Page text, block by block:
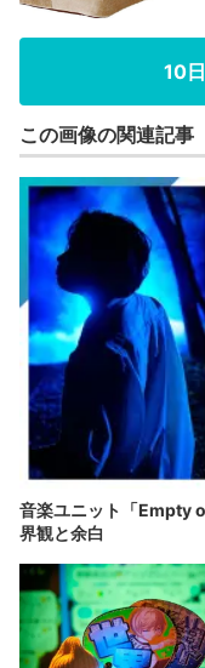
10
この画像の関連記事
音楽ユニット「Empty
界観と余白